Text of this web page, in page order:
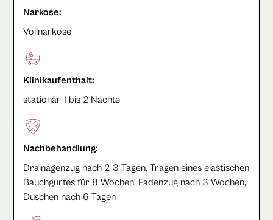
Narkose:
Vollnarkose
Klinikaufenthalt:
stationär 1 bis 2 Nächte
Nachbehandlung:
Drainagenzug nach 2-3 Tagen, Tragen eines elastischen
Bauchgurtes für 8 Wochen, Fadenzug nach 3 Wochen,
Duschen nach 6 Tagen